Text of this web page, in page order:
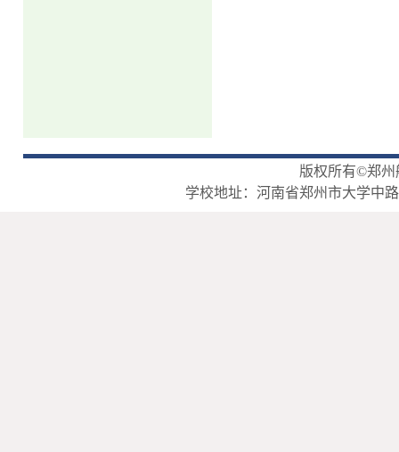
版权所有©郑州
学校地址：河南省郑州市大学中路